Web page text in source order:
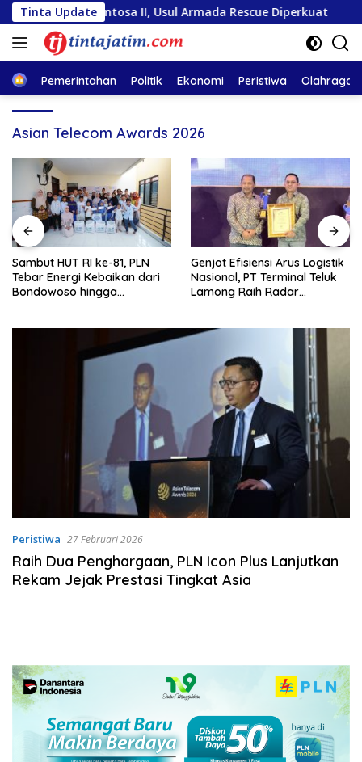
Langsung
ke
konten
Tinta Update
Sentosa II, Usul Armada Rescue Diperkuat
HomePemerintahan Politik Ekonomi Peristiwa Olahraga
Asian Telecom Awards 2026
Sambut HUT RI ke-81, PLN
Tebar Energi Kebaikan dari
Bondowoso hingga
Genjot Efisiensi Arus Logistik
Nasional, PT Terminal Teluk
Lamong Raih Radar
Peristiwa 27 Februari 2026
Raih Dua Penghargaan, PLN Icon Plus Lanjutkan
Rekam Jejak Prestasi Tingkat Asia